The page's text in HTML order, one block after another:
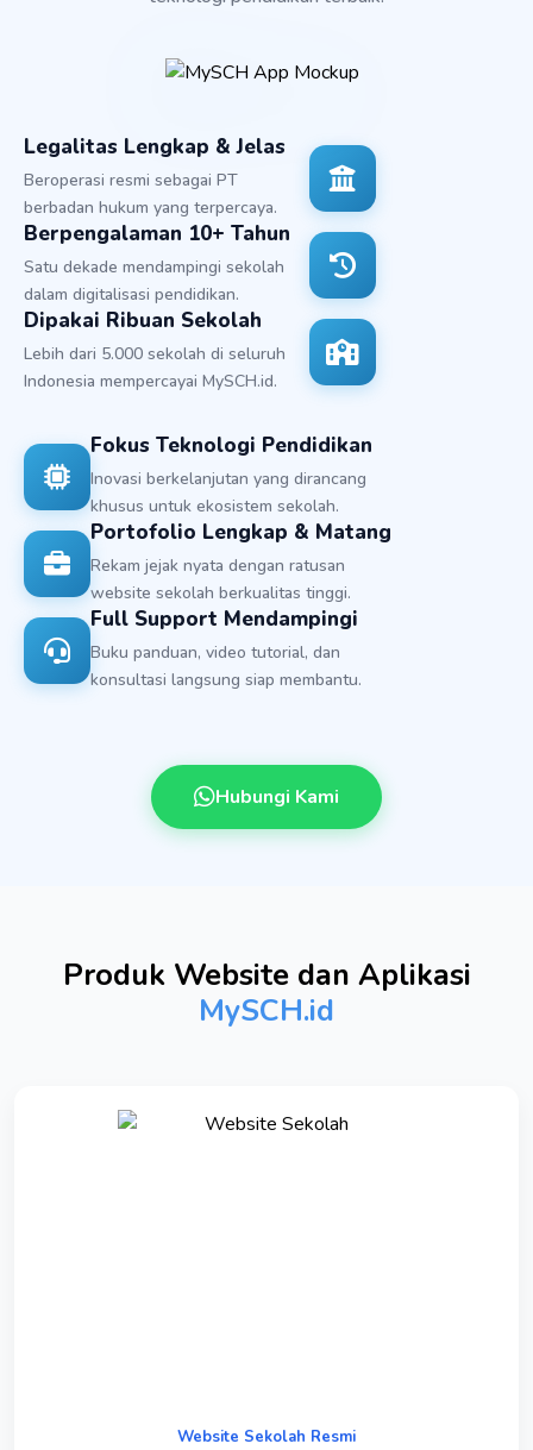
Legalitas Lengkap & Jelas
Beroperasi resmi sebagai PT
berbadan hukum yang terpercaya.
Berpengalaman 10+ Tahun
Satu dekade mendampingi sekolah
dalam digitalisasi pendidikan.
Dipakai Ribuan Sekolah
Lebih dari 5.000 sekolah di seluruh
Indonesia mempercayai MySCH.id.
Fokus Teknologi Pendidikan
Inovasi berkelanjutan yang dirancang
khusus untuk ekosistem sekolah.
Portofolio Lengkap & Matang
Rekam jejak nyata dengan ratusan
website sekolah berkualitas tinggi.
Full Support Mendampingi
Buku panduan, video tutorial, dan
konsultasi langsung siap membantu.
Hubungi Kami
Produk Website dan Aplikasi
MySCH.id
Website Sekolah Resmi